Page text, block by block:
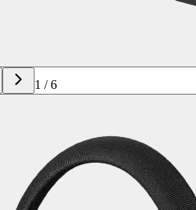
1 /6